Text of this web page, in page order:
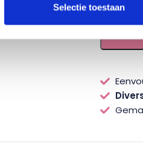
Selectie toestaan
-